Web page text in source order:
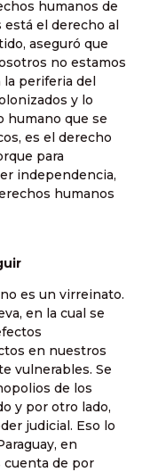
humanos de
el derecho al
aseguró que
no estamos
periferia del
y lo
humano que se
es el derecho
para
independencia,
humanos
es un virreinato.
en la cual se
en nuestros
vulnerables. Se
de los
y por otro lado,
judicial. Eso lo
en
cuenta de por